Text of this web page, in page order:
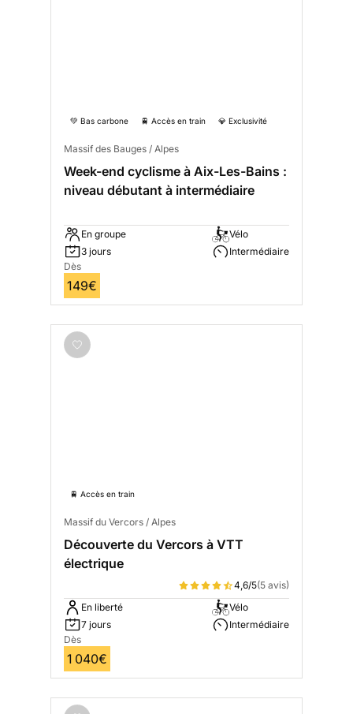
💚 Bas carbone 🚆 Accès en train 💎 Exclusivité
Massif des Bauges / Alpes
Week-end cyclisme à Aix-Les-Bains :
niveau débutant à intermédiaire
En groupe
3 jours
Vélo
Intermédiaire
Dès
149€
🚆 Accès en train
Massif du Vercors / Alpes
Découverte du Vercors à VTT
électrique
4,6/5(5 avis)
En liberté
7 jours
Vélo
Intermédiaire
Dès
1 040€